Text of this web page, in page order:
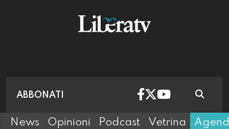
ABBONATI
News Opinioni Podcast Vetrina